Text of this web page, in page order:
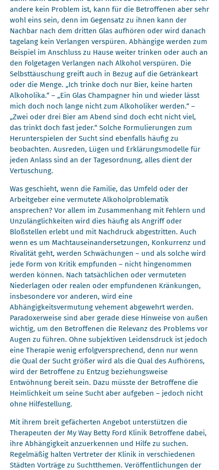
andere kein Problem ist, kann für die Betroffenen aber sehr
wohl eins sein, denn im Gegensatz zu ihnen kann der
Nachbar nach dem dritten Glas aufhören oder wird danach
tagelang kein Verlangen verspüren. Abhängige werden zum
Beispiel im Anschluss zu Hause weiter trinken oder auch an
den Folgetagen Verlangen nach Alkohol verspüren. Die
Selbsttäuschung greift auch in Bezug auf die Getränkeart
oder die Menge. „Ich trinke doch nur Bier, keine harten
Alkoholika.“ – „Ein Glas Champagner hin und wieder lässt
mich doch noch lange nicht zum Alkoholiker werden.“ –
„Zwei oder drei Bier am Abend sind doch echt nicht viel,
das trinkt doch fast jeder.“ Solche Formulierungen zum
Herunterspielen der Sucht sind ebenfalls häufig zu
beobachten. Ausreden, Lügen und Erklärungsmodelle für
jeden Anlass sind an der Tagesordnung, alles dient der
Vertuschung.
Was geschieht, wenn die Familie, das Umfeld oder der
Arbeitgeber eine vermutete Alkoholproblematik
ansprechen? Vor allem im Zusammenhang mit Fehlern und
Unzulänglichkeiten wird dies häufig als Angriff oder
Bloßstellen erlebt und mit Nachdruck abgestritten. Auch
wenn es um Machtauseinandersetzungen, Konkurrenz und
Rivalität geht, werden Schwächungen – und als solche wird
jede Form von Kritik empfunden – nicht hingenommen
werden können. Nach tatsächlichen oder vermuteten
Niederlagen oder realen oder empfundenen Kränkungen,
insbesondere vor anderen, wird eine
Abhängigkeitsvermutung vehement abgewehrt werden.
Paradoxerweise sind aber gerade diese Hinweise von außen
wichtig, um den Betroffenen die Relevanz des Problems vor
Augen zu führen. Ohne subjektiven Leidensdruck ist jedoch
eine Therapie wenig erfolgversprechend, denn nur wenn
die Qual der Sucht größer wird als die Qual des Aufhörens,
wird der Betroffene zu Entzug beziehungsweise
Entwöhnung bereit sein. Dazu müsste der Betroffene die
Heimlichkeit um seine Sucht aber aufgeben – jedoch nicht
ohne Hilfestellung.
Mit ihrem breit gefächerten Angebot unterstützen die
Therapeuten der My Way Betty Ford Klinik Betroffene dabei,
ihre Abhängigkeit anzuerkennen und Hilfe zu suchen.
Regelmäßig halten Vertreter der Klinik in verschiedenen
Städten Vorträge zu Suchtthemen. Veröffentlichungen der